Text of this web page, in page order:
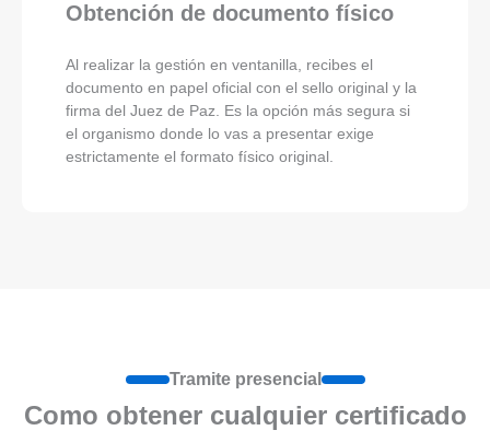
Obtención de documento físico
Al realizar la gestión en ventanilla, recibes el
documento en papel oficial con el sello original y la
firma del Juez de Paz. Es la opción más segura si
el organismo donde lo vas a presentar exige
estrictamente el formato físico original.
Tramite presencial
Como obtener cualquier certificado